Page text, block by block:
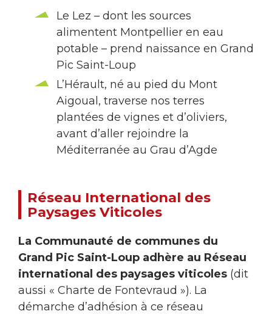
Le Lez – dont les sources
alimentent Montpellier en eau
potable – prend naissance en Grand
Pic Saint-Loup
L’Hérault, né au pied du Mont
Aigoual, traverse nos terres
plantées de vignes et d’oliviers,
avant d’aller rejoindre la
Méditerranée au Grau d’Agde
Réseau International des
Paysages Viticoles
La Communauté de communes du
Grand Pic Saint-Loup adhère au Réseau
international des paysages viticoles (dit
aussi « Charte de Fontevraud »). La
démarche d’adhésion à ce réseau